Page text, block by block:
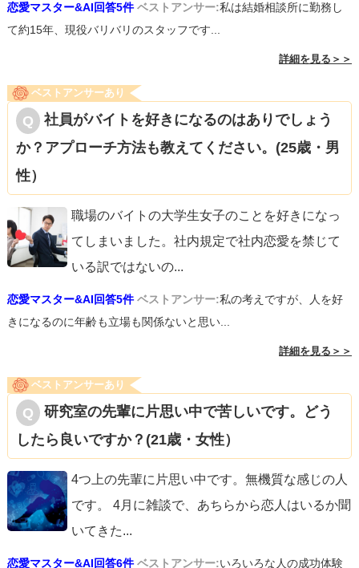
恋愛マスター&AI回答5件 ベストアンサー:私は結婚相談所に勤務し
て約15年、現役バリバリのスタッフです...
詳細を見る＞＞
ベストアンサーあり
社員がバイトを好きになるのはありでしょう
か？アプローチ方法も教えてください。(25歳・男
性）
職場のバイトの大学生女子のことを好きになっ
てしまいました。社内規定で社内恋愛を禁じて
いる訳ではないの...
恋愛マスター&AI回答5件 ベストアンサー:私の考えですが、人を好
きになるのに年齢も立場も関係ないと思い...
詳細を見る＞＞
ベストアンサーあり
研究室の先輩に片思い中で苦しいです。どう
したら良いですか？(21歳・女性）
4つ上の先輩に片思い中です。無機質な感じの人
です。 4月に雑談で、あちらから恋人はいるか聞
いてきた...
恋愛マスター&AI回答6件 ベストアンサー:いろいろな人の成功体験